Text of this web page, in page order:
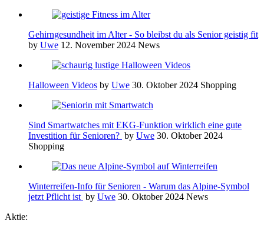
Gehirngesundheit im Alter - So bleibst du als Senior geistig fit
by Uwe 12. November 2024 News
Halloween Videos by Uwe 30. Oktober 2024 Shopping
Sind Smartwatches mit EKG-Funktion wirklich eine gute
Investition für Senioren? by Uwe 30. Oktober 2024
Shopping
Winterreifen-Info für Senioren - Warum das Alpine-Symbol
jetzt Pflicht ist by Uwe 30. Oktober 2024 News
Aktie: